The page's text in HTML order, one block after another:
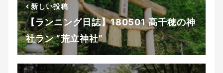
新しい投稿
【ランニング日誌】180501 高千穂の神
社ラン ”荒立神社”